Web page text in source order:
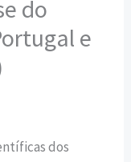
do
e
dos